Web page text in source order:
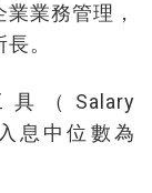
業務管理，
。
（Salary
息中位數為